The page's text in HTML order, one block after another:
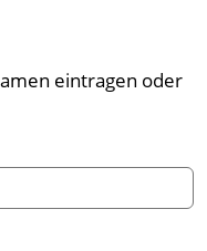
eintragen oder